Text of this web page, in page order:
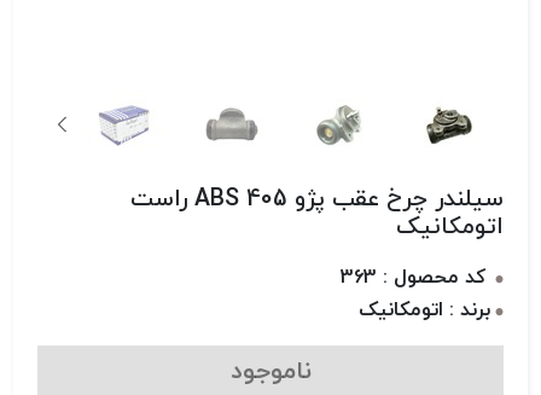
سیلندر چرخ عقب پژو 405 ABS راست
اتومکانیک
کد محصول : 363
برند : اتومکانیک
ناموجود